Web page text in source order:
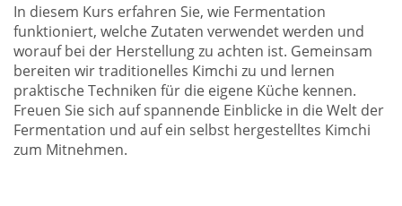
In diesem Kurs erfahren Sie, wie Fermentation
funktioniert, welche Zutaten verwendet werden und
worauf bei der Herstellung zu achten ist. Gemeinsam
bereiten wir traditionelles Kimchi zu und lernen
praktische Techniken für die eigene Küche kennen.
Freuen Sie sich auf spannende Einblicke in die Welt der
Fermentation und auf ein selbst hergestelltes Kimchi
zum Mitnehmen.